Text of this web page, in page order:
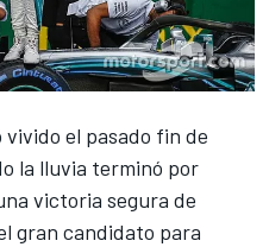
el pasado fin de
la lluvia terminó por
victoria segura de
gran candidato para